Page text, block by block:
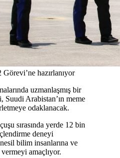
hazırlanıyor
uzmanlaşmış bir
Suudi Arabistan’ın meme
odaklanacak.
sırasında yerde 12 bin
deneyi
bilim insanlarına ve
amaçlıyor.